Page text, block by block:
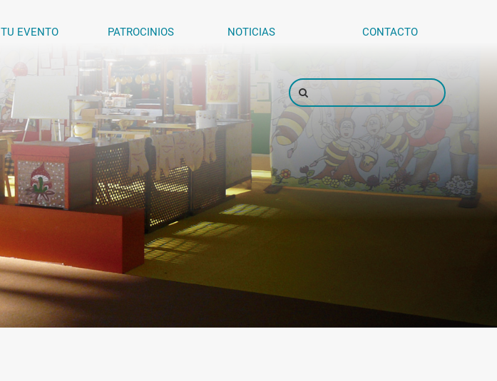
TU EVENTO PATROCINIOS NOTICIAS CONTACTO